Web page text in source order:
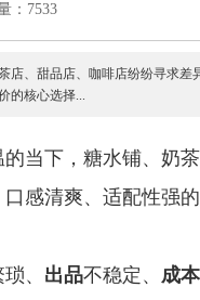
：7533
、甜品店、咖啡店纷纷寻求差
的核心选择...
当下，糖水铺、奶
感清爽、适配性强
、 出品不稳定、 成本